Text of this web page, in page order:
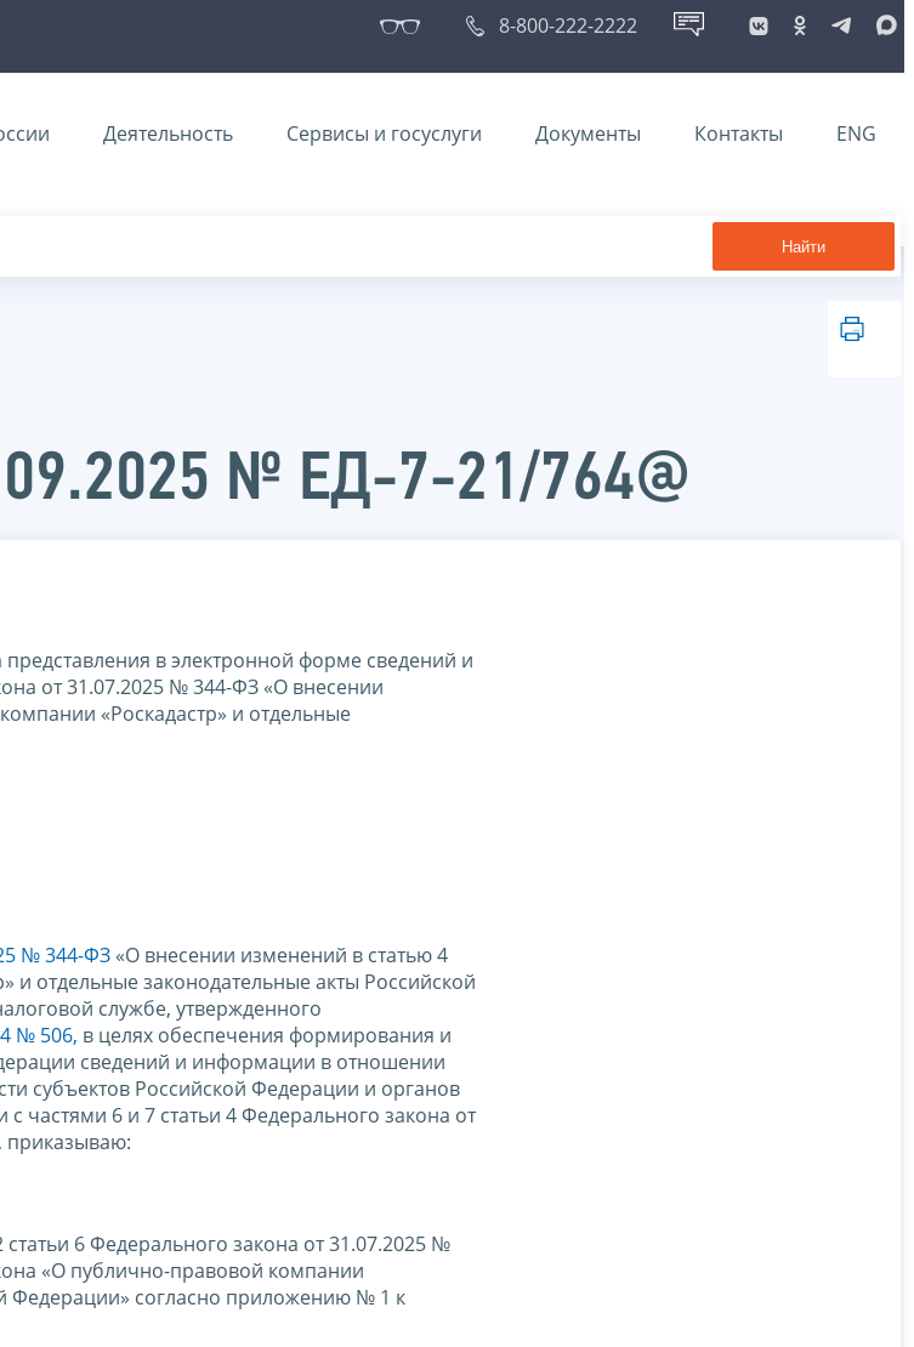
8-800-222-2222
Деятельность Сервисы и госуслуги Документы Контакты ENG
Найти
№ ЕД-7-21/764@
в электронной форме сведений и
от 31.07.2025 № 344-ФЗ «О внесении
«Роскадастр» и отдельные
№ 344-ФЗ «О внесении изменений в статью 4
отдельные законодательные акты Российской
службе, утвержденного
№ 506, в целях обеспечения формирования и
сведений и информации в отношении
субъектов Российской Федерации и органов
частями 6 и 7 статьи 4 Федерального закона от
приказываю:
6 Федерального закона от 31.07.2025 №
«О публично-правовой компании
Федерации» согласно приложению № 1 к